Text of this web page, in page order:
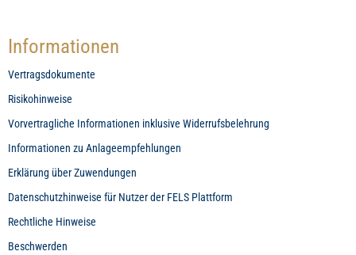
Informationen
Vertragsdokumente
Risikohinweise
Vorvertragliche Informationen inklusive Widerrufsbelehrung
Informationen zu Anlageempfehlungen
Erklärung über Zuwendungen
Datenschutzhinweise für Nutzer der FELS Plattform
Rechtliche Hinweise
Beschwerden